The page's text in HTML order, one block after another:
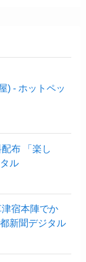
) - ホットペッ
布 「楽し
ル
津宿本陣でか
新聞デジタル